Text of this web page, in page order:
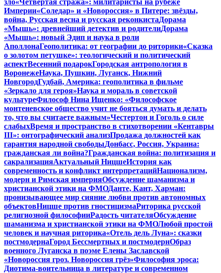
зло«Четвертая стража»: милитаристы на рубеже
Империи«Соледар» и «Новороссия» в Питере: звёзды,
война, Русская весна и русская реконкистаДорама
«Мышь»: древнейший детектив и родителиДорама
«Мышь»: новый Эдип и наука в роли
АполлонаГеополитика: от географии до риторики«Сказка
о золотом петушке»: теологический и политический
аспектВесенний подарокГородская антропология в
ВоронежеНаука, Пушкин, Луганск, Нижний
НовгородГудбай, Америка: геополитика в фильме
«Зеркало для героя»Наука и мораль в советской
культуреФилософ Нина Ищенко: «Философское
монтеневское общество учит не бояться думать и делать
то, что вы считаете важным»Честертон и Гоголь о силе
слабыхВремя и пространство в стихотворении «Кентавры
III»: онтографический анализПродажа должностей как
гарантия народной свободыДонбасс, Россия, Украина:
гражданская ли война?Гражданская война: политизация и
сакрализацияАктуальный НицшеИстория как
современность и конфликт интерпретацийНационализм,
модерн и Римская империяОбсуждение шаманизма и
христианской этики на ФМОДанте, Кант, Харман:
пронизывающее мир сияние любви против автономных
объектовНицше против гностицизмаРиторика русской
религиозной философииРадость читателяОбсуждение
шаманизма и христианской этики на ФМОЛюбой простой
человек и научная риторика«Отель дель Луна»: сказки
постмодернаГород Бессмертных и постмодернОбраз
военного Луганска в поэме Елены Заславской
«Новороссия гроз. Новороссия грёз»Философия эроса:
Диотима-воительница в литературе и современном